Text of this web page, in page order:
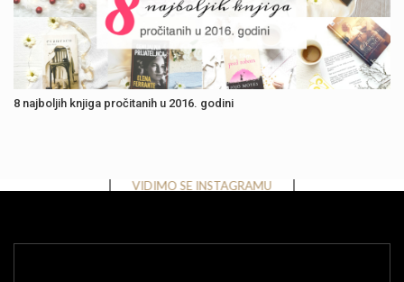
8 najboljih knjiga pročitanih u 2016. godini
VIDIMO SE INSTAGRAMU
Instagram has returned invalid data.